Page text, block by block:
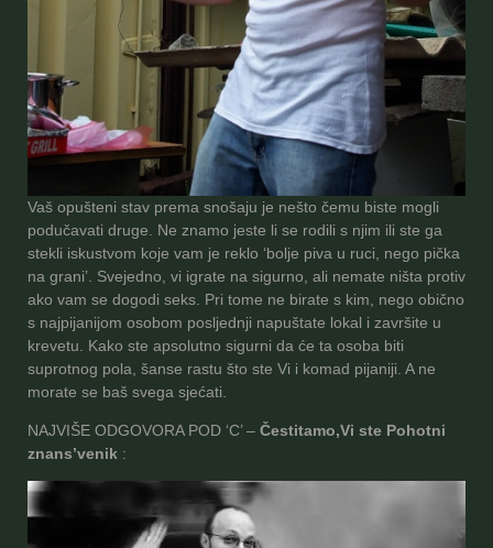
Vaš opušteni stav prema snošaju je nešto čemu biste mogli
podučavati druge. Ne znamo jeste li se rodili s njim ili ste ga
stekli iskustvom koje vam je reklo ‘bolje piva u ruci, nego pička
na grani’. Svejedno, vi igrate na sigurno, ali nemate ništa protiv
ako vam se dogodi seks. Pri tome ne birate s kim, nego obično
s najpijanijom osobom posljednji napuštate lokal i završite u
krevetu. Kako ste apsolutno sigurni da će ta osoba biti
suprotnog pola, šanse rastu što ste Vi i komad pijaniji. A ne
morate se baš svega sjećati.
NAJVIŠE ODGOVORA POD ‘C’ – Čestitamo,Vi ste Pohotni
znans’venik :